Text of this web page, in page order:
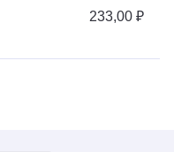
233,00 ₽